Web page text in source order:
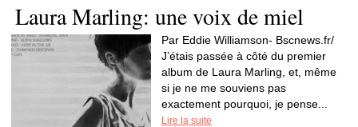
Laura Marling: une voix de miel
Par Eddie Williamson- Bscnews.fr/
J’étais passée à côté du premier
album de Laura Marling, et, même
si je ne me souviens pas
exactement pourquoi, je pense...
Lire la suite